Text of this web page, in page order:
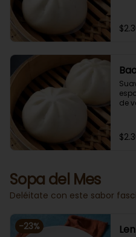
de
Sopa del Mes
Deléitate con este sabor
-23%